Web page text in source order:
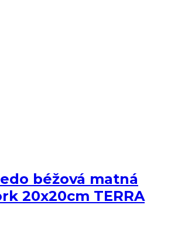
béžová matná
20x20cm TERRA